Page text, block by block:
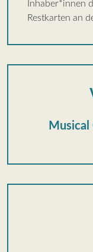
Inhaber*innen
Restkarten an
Musical